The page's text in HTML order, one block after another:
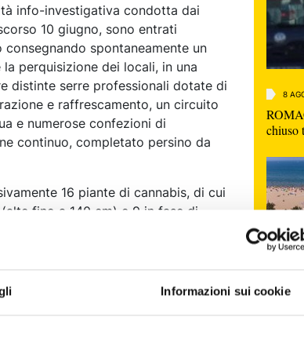
Informazioni sui cookie
info-investigativa condotta dai
10 giugno, sono entrati
consegnando spontaneamente un
perquisizione dei locali, in una
distinte serre professionali dotate di
e raffrescamento, un circuito
e numerose confezioni di
continuo, completato persino da
16 piante di cannabis, di cui
fino a 140 cm) e 9 in fase di
dei quali occultati in un bidone in
di cannabis, custoditi all'interno
cessione e l'alto livello tecnologico
personale, configurando
ha convalidato l'arresto ed
8
chiuso